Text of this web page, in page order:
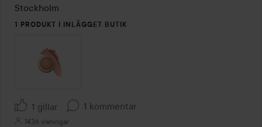
Stockholm
1 PRODUKT I INLÄGGET BUTIK
1 gillar 1 kommentar
1436 visningar